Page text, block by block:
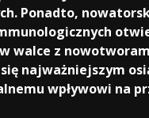
Ponadto,
walce z
najważniejszym
wpływowi na